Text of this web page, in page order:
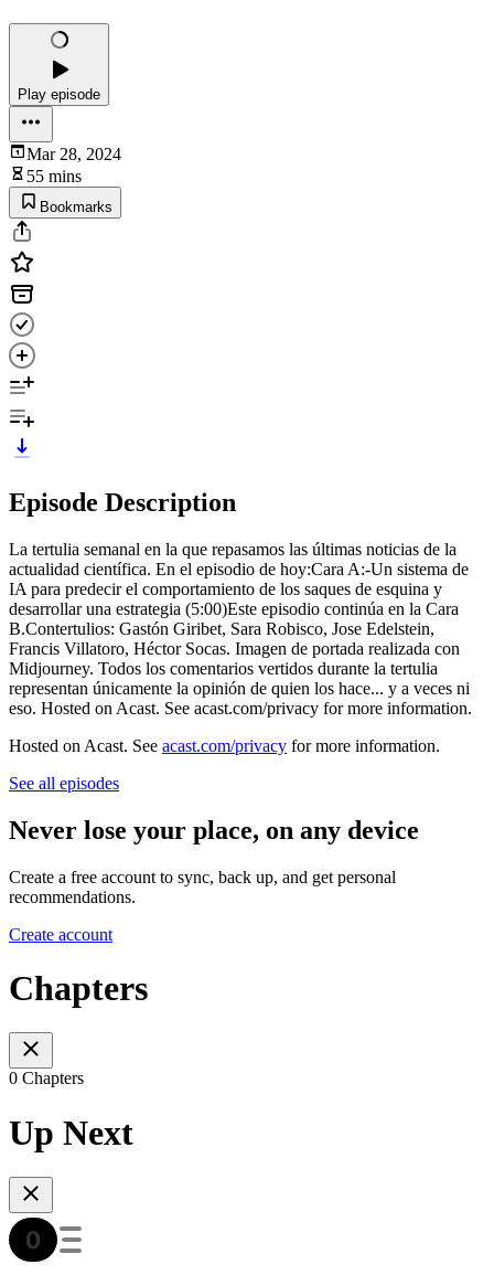
Play episode
Mar 28, 2024
55 mins
Bookmarks
Episode Description
La tertulia semanal en la que repasamos las últimas noticias de la
actualidad científica. En el episodio de hoy:Cara A:-Un sistema de
IA para predecir el comportamiento de los saques de esquina y
desarrollar una estrategia (5:00)Este episodio continúa en la Cara
B.Contertulios: Gastón Giribet, Sara Robisco, Jose Edelstein,
Francis Villatoro, Héctor Socas. Imagen de portada realizada con
Midjourney. Todos los comentarios vertidos durante la tertulia
representan únicamente la opinión de quien los hace... y a veces ni
eso. Hosted on Acast. See acast.com/privacy for more information.
Hosted on Acast. See acast.com/privacy for more information.
See all episodes
Never lose your place, on any device
Create a free account to sync, back up, and get personal
recommendations.
Create account
Chapters
0 Chapters
Up Next